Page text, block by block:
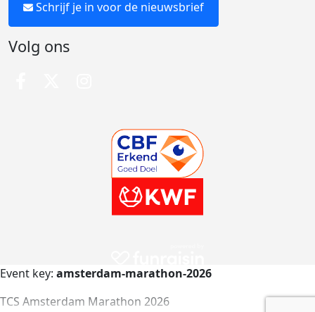
Schrijf je in voor de nieuwsbrief
Volg ons
Event key: amsterdam-marathon-2026
TCS Amsterdam Marathon 2026